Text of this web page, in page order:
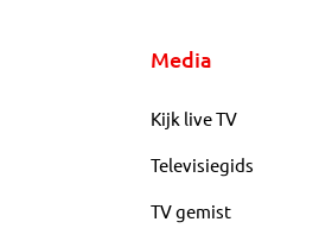
Media
Kijk live TV
Televisiegids
TV gemist